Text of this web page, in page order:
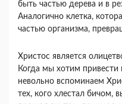
быть частью дерева и в
Аналогично клетка,
частью организма,
Христос является
Когда мы хотим
невольно вспоминаем
тех, кого хлестал бичом,